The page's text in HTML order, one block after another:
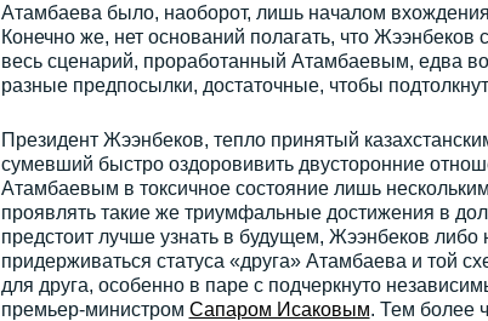
Атамбаева было, наоборот, лишь началом
Конечно же, нет оснований полагать, что Жээнбеков
весь сценарий, проработанный Атамбаевым, едва
разные предпосылки, достаточные, чтобы
Президент Жээнбеков, тепло принятый
сумевший быстро оздоровивить двусторонние
Атамбаевым в токсичное состояние лишь
проявлять такие же триумфальные достижения в
предстоит лучше узнать в будущем, Жээнбеков либо
придерживаться статуса «друга» Атамбаева и той
для друга, особенно в паре с подчеркнуто
премьер-министром Сапаром Исаковым. Тем более